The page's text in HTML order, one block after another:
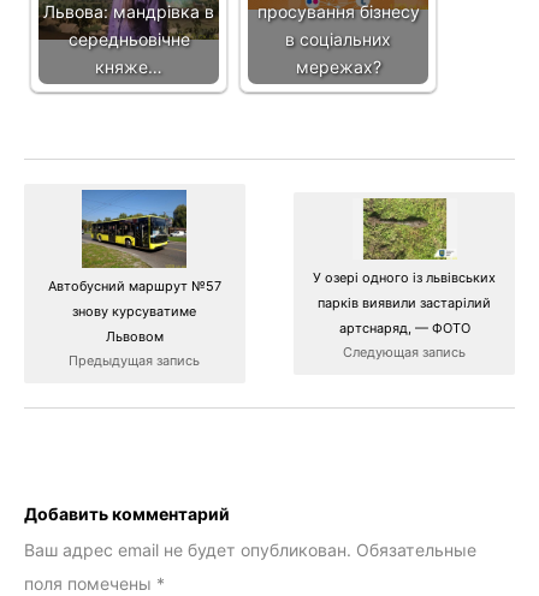
Львова: мандрівка в
середньовічне
княже…
просування бізнесу
в соціальних
мережах?
Автобусний маршрут №57
знову курсуватиме
Львовом
Предыдущая запись
У озері одного із львівських
парків виявили застарілий
артснаряд, — ФОТО
Следующая запись
Добавить комментарий
Ваш адрес email не будет опубликован. Обязательные
поля помечены *